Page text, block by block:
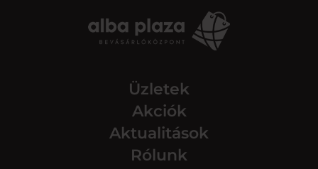
Üzletek
Akciók
Aktualitások
Rólunk